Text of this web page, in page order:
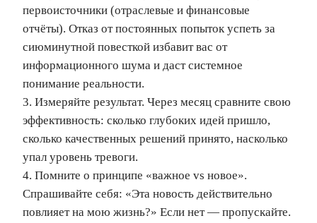
первоисточники (отраслевые и финансовые
отчёты). Отказ от постоянных попыток успеть за
сиюминутной повесткой избавит вас от
информационного шума и даст системное
понимание реальности.
3. Измеряйте результат. Через месяц сравните свою
эффективность: сколько глубоких идей пришло,
сколько качественных решений принято, насколько
упал уровень тревоги.
4. Помните о принципе «важное vs новое».
Спрашивайте себя: «Эта новость действительно
повлияет на мою жизнь?» Если нет — пропускайте.